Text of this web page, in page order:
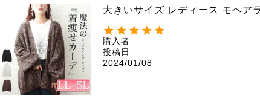
大きいサイズ レディース モヘ
購入者
投稿日
2024/01/08